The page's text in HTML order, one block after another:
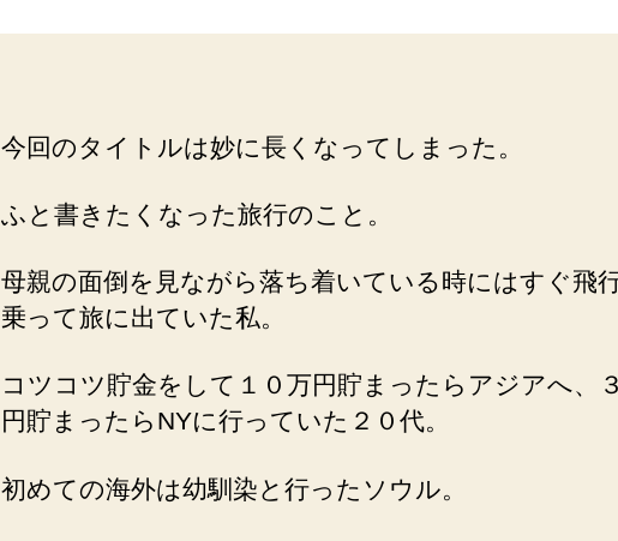
と
記
今回のタイトルは妙に長くなってしまった。
ふと書きたくなった旅行のこと。
母親の面倒を見ながら落ち着いている時にはすぐ飛
乗って旅に出ていた私。
コツコツ貯金をして１０万円貯まったらアジアへ、
円貯まったらNYに行っていた２０代。
初めての海外は幼馴染と行ったソウル。